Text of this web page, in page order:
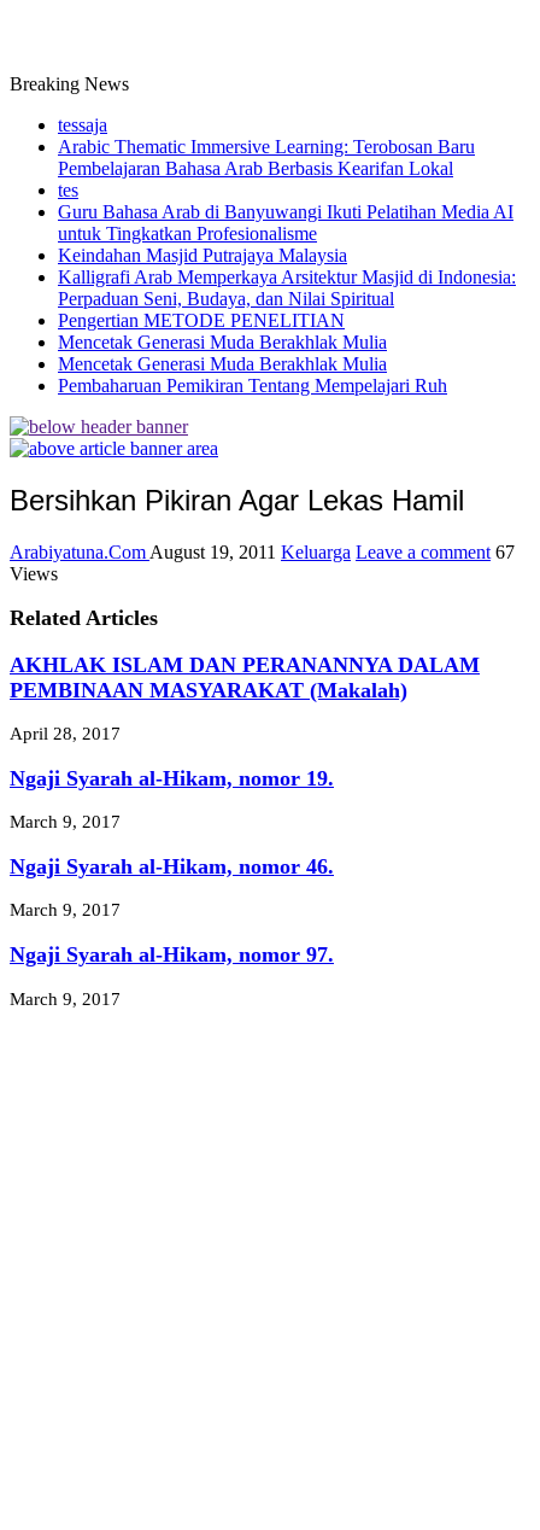
Breaking News
tessaja
Arabic Thematic Immersive Learning: Terobosan Baru
Pembelajaran Bahasa Arab Berbasis Kearifan Lokal
tes
Guru Bahasa Arab di Banyuwangi Ikuti Pelatihan Media AI
untuk Tingkatkan Profesionalisme
Keindahan Masjid Putrajaya Malaysia
Kalligrafi Arab Memperkaya Arsitektur Masjid di Indonesia:
Perpaduan Seni, Budaya, dan Nilai Spiritual
Pengertian METODE PENELITIAN
Mencetak Generasi Muda Berakhlak Mulia
Mencetak Generasi Muda Berakhlak Mulia
Pembaharuan Pemikiran Tentang Mempelajari Ruh
Bersihkan Pikiran Agar Lekas Hamil
Arabiyatuna.Com August 19, 2011 Keluarga Leave a comment 67
Views
Related Articles
AKHLAK ISLAM DAN PERANANNYA DALAM
PEMBINAAN MASYARAKAT (Makalah)
April 28, 2017
Ngaji Syarah al-Hikam, nomor 19.
March 9, 2017
Ngaji Syarah al-Hikam, nomor 46.
March 9, 2017
Ngaji Syarah al-Hikam, nomor 97.
March 9, 2017